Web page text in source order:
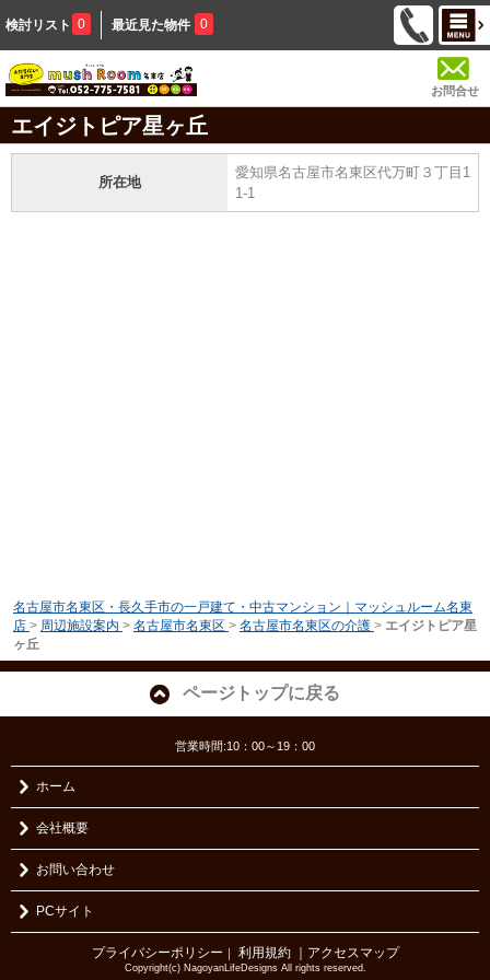
検討リスト 0 最近見た物件 0
お問合せ
エイジトピア星ヶ丘
所在地
愛知県名古屋市名東区代万町３丁目1
1-1
名古屋市名東区・長久手市の一戸建て・中古マンション｜マッシュルーム名東
店 > 周辺施設案内 > 名古屋市名東区 > 名古屋市名東区の介護 > エイジトピア星
ヶ丘
ページトップに戻る
営業時間:10：00～19：00
ホーム
会社概要
お問い合わせ
PCサイト
プライバシーポリシー ｜ 利用規約 ｜アクセスマップ
Copyright(c) NagoyanLifeDesigns All rights reserved.